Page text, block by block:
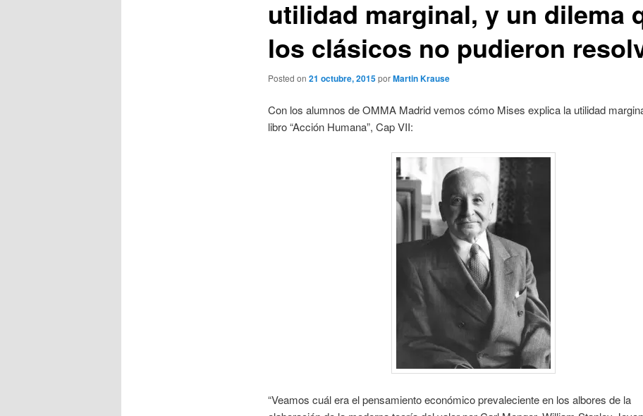
utilidad marginal, y un dilema
los clásicos no pudieron
Posted on 21 octubre, 2015porMartin Krause
Con los alumnos de OMMA Madrid vemos cómo Mises explica la utilidad
libro “Acción Humana”, Cap VII:
“Veamos cuál era el pensamiento económico prevaleciente en los albores de la